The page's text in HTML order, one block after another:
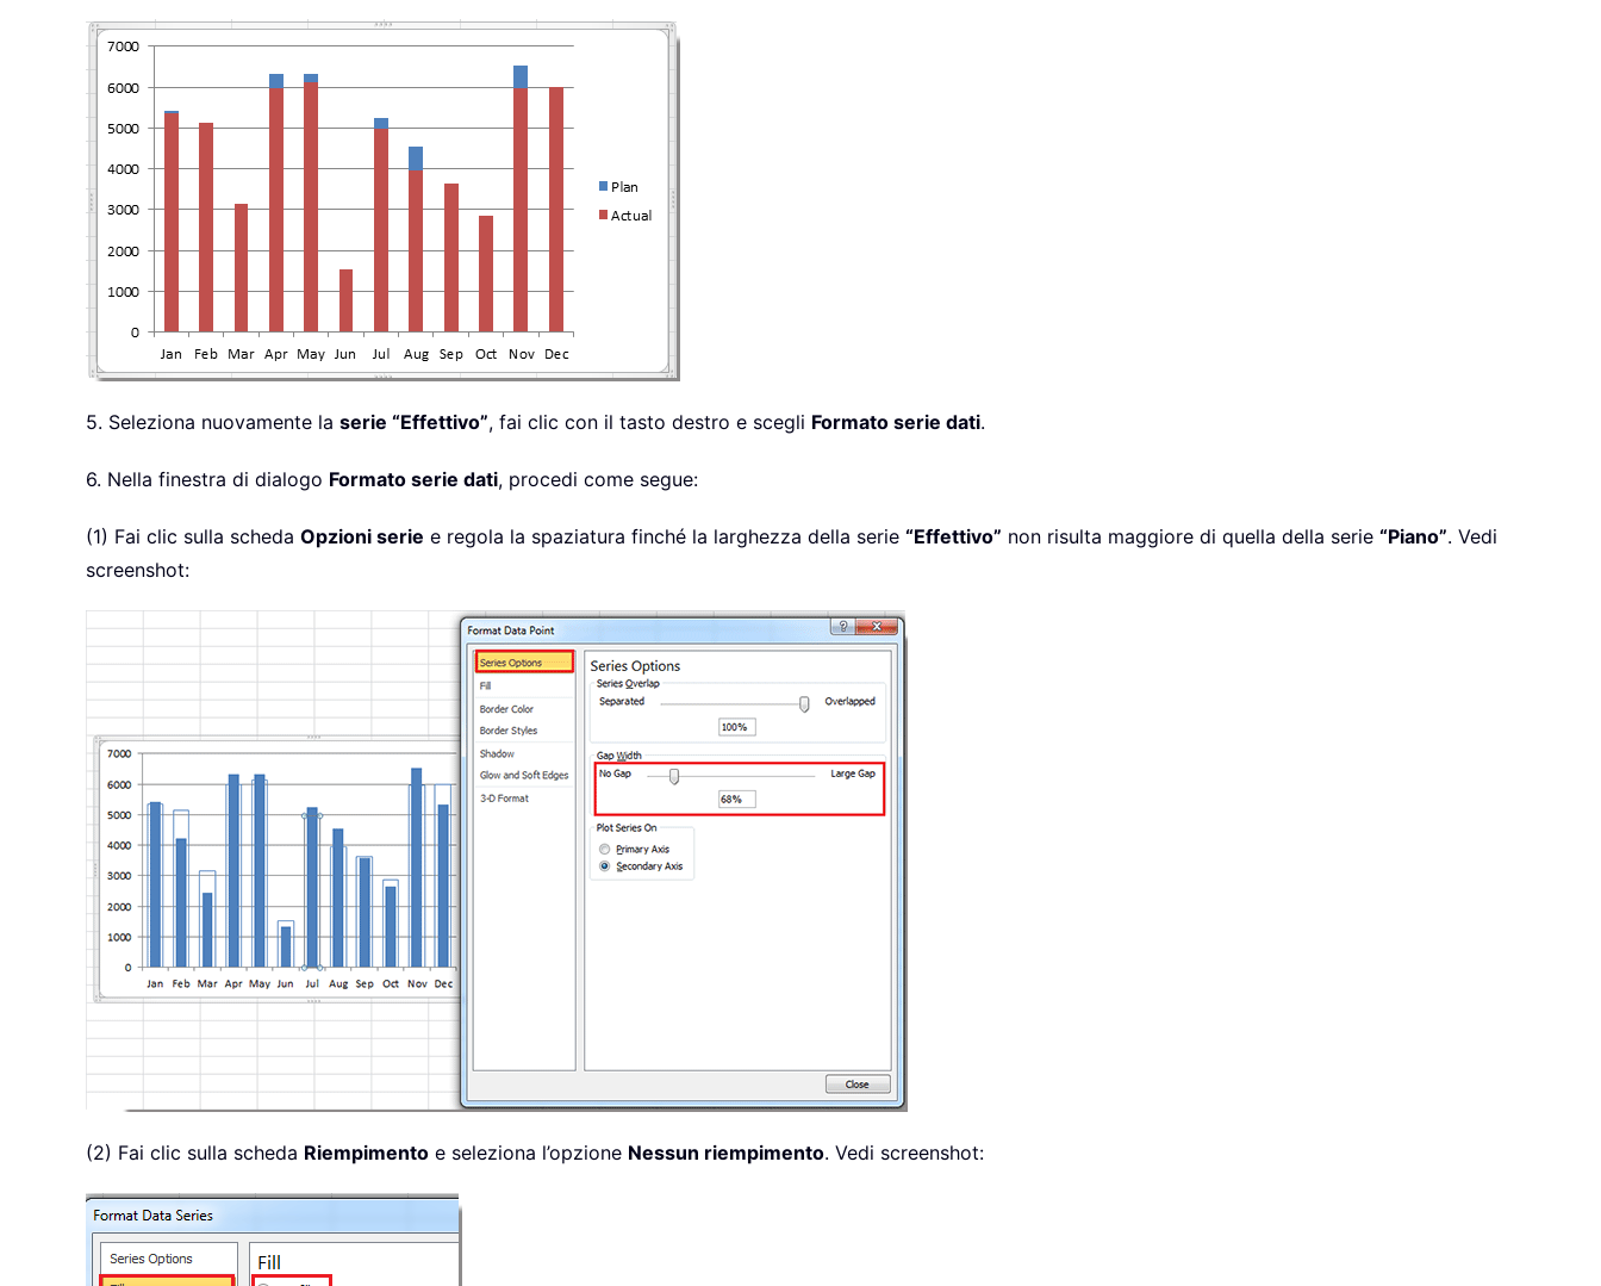
5. Seleziona nuovamente la serie “Effettivo”, fai clic con il tasto destro e scegli Formato serie dati.
6. Nella finestra di dialogo Formato serie dati, procedi come segue:
(1) Fai clic sulla scheda Opzioni serie e regola la spaziatura finché la larghezza della serie “Effettivo” non risulta maggiore di quella della serie “Piano”. Vedi
screenshot:
(2) Fai clic sulla scheda Riempimento e seleziona l’opzione Nessun riempimento. Vedi screenshot: